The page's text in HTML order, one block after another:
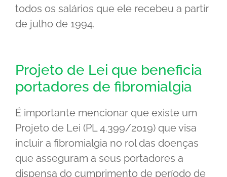
todos os salários que ele recebeu a partir
de julho de 1994.
Projeto de Lei que beneficia
portadores de fibromialgia
É importante mencionar que existe um
Projeto de Lei (PL 4.399/2019) que visa
incluir a fibromialgia no rol das doenças
que asseguram a seus portadores a
dispensa do cumprimento de período de